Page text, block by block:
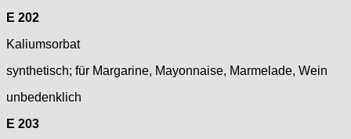
E 202
Kaliumsorbat
synthetisch; für Margarine, Mayonnaise, Marmelade, Wein
unbedenklich
E 203